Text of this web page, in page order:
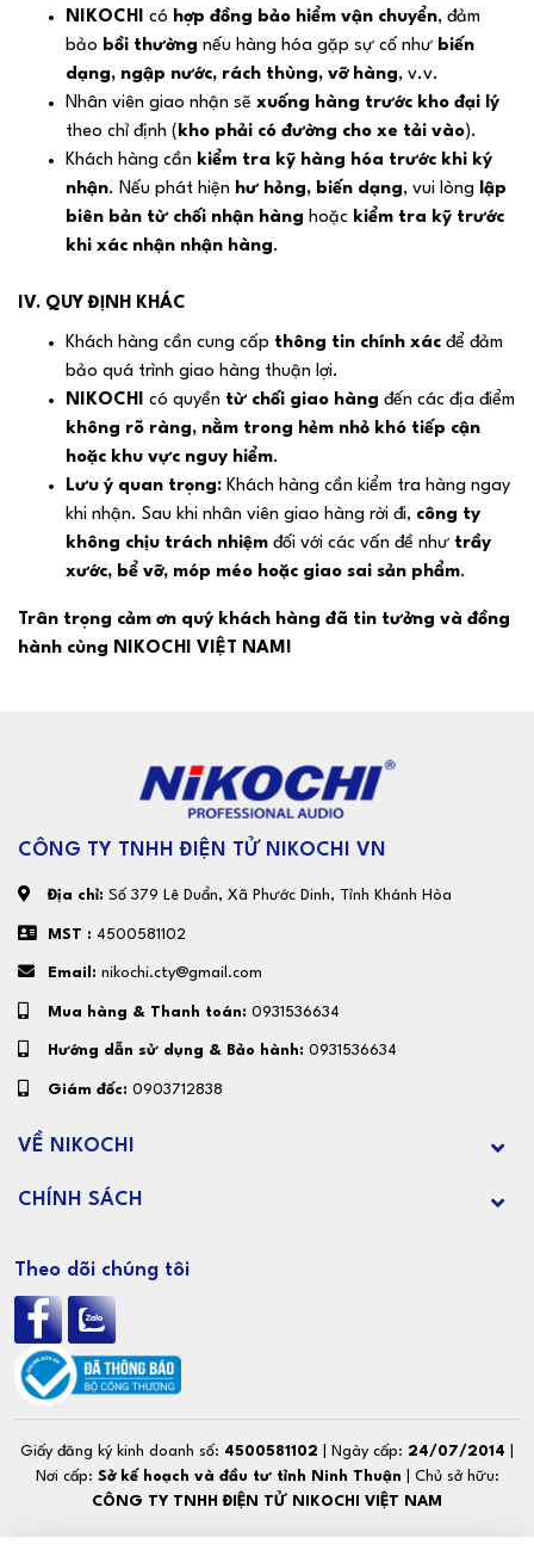
NIKOCHI có hợp đồng bảo hiểm vận chuyển, đảm
bảo bồi thường nếu hàng hóa gặp sự cố như biến
dạng, ngập nước, rách thùng, vỡ hàng, v.v.
Nhân viên giao nhận sẽ xuống hàng trước kho đại lý
theo chỉ định ( kho phải có đường cho xe tải vào).
Khách hàng cần kiểm tra kỹ hàng hóa trước khi ký
nhận. Nếu phát hiện hư hỏng, biến dạng, vui lòng lập
biên bản từ chối nhận hàng hoặc kiểm tra kỹ trước
khi xác nhận nhận hàng.
IV. QUY ĐỊNH KHÁC
Khách hàng cần cung cấp thông tin chính xác để đảm
bảo quá trình giao hàng thuận lợi.
NIKOCHI
có quyền từ chối giao hàng đến các địa điểm
không rõ ràng, nằm trong hẻm nhỏ khó tiếp cận
hoặc khu vực nguy hiểm.
Lưu ý quan trọng: Khách hàng cần kiểm tra hàng ngay
khi nhận. Sau khi nhân viên giao hàng rời đi, công ty
không chịu trách nhiệm đối với các vấn đề như trầy
xước, bể vỡ, móp méo hoặc giao sai sản phẩm.
Trân trọng cảm ơn quý khách hàng đã tin tưởng và đồng
hành cùng NIKOCHI VIỆT NAM!
CÔNG TY TNHH ĐIỆN TỬ NIKOCHI VN
Địa chỉ: Số 379 Lê Duẩn, Xã Phước Dinh, Tỉnh Khánh Hòa
MST : 4500581102
Email: nikochi.cty@gmail.com
Mua hàng & Thanh toán: 0931536634
Hướng dẫn sử dụng & Bảo hành: 0931536634
Giám đốc: 0903712838
VỀ NIKOCHI
CHÍNH SÁCH
Theo dõi chúng tôi
Giấy đăng ký kinh doanh số: 4500581102 | Ngày cấp: 24/07/2014
Nơi cấp: Sở kế hoạch và đầu tư tỉnh Ninh Thuận | Chủ sở hữu:
CÔNG TY TNHH ĐIỆN TỬ NIKOCHI VIỆT NAM